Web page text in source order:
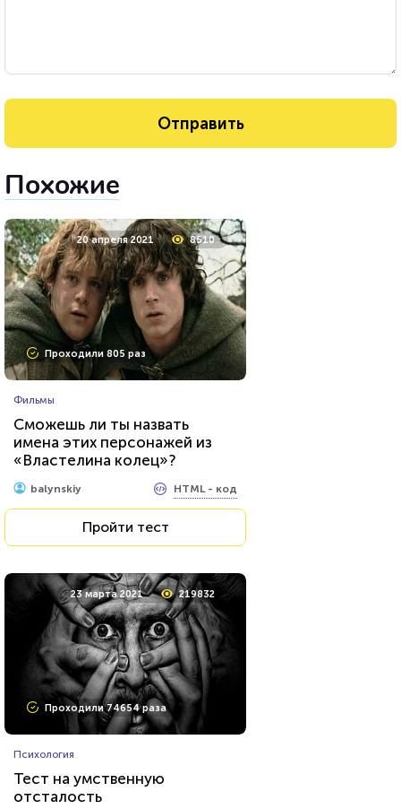
Похожие
20 апреля 2021 8510
Проходили 805 раз
Фильмы
Сможешь ли ты назвать
имена этих персонажей из
«Властелина колец»?
balynskiy HTML - код
Пройти тест
23 марта 2021 219832
Проходили 74654 раза
Психология
Тест на умственную
отсталость